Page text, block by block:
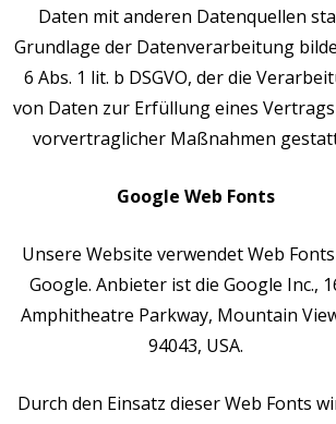
Daten mit anderen Datenquellen
Grundlage der Datenverarbeitung
6 Abs. 1 lit. b DSGVO, der die
von Daten zur Erfüllung eines
vorvertraglicher Maßnahmen
Google Web Fonts
Unsere Website verwendet Web
Google. Anbieter ist die Google Inc.,
Amphitheatre Parkway, Mountain
94043, USA.
Durch den Einsatz dieser Web Fonts